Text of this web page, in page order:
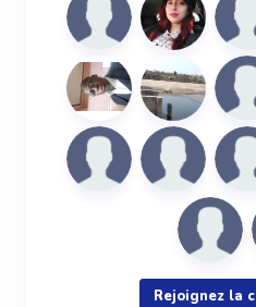
Rejoignez la